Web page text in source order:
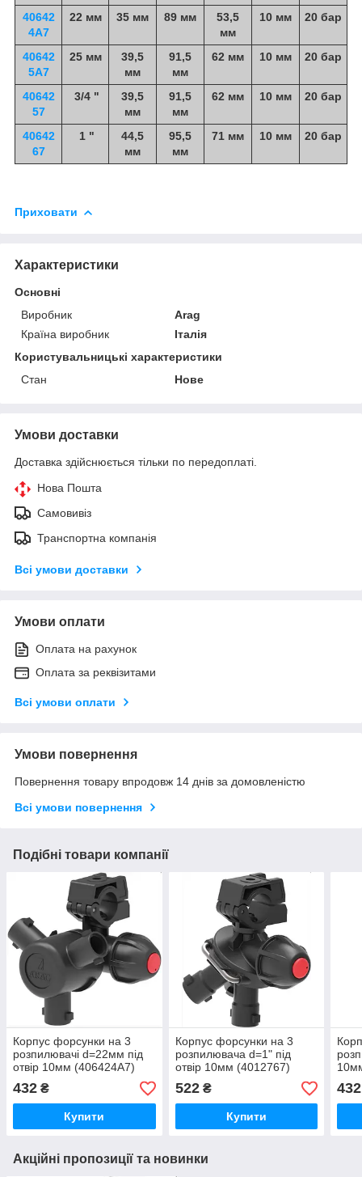
40642
4A7
22 мм 35 мм 89 мм
53,5
мм
10 мм 20 бар
40642
5A7
25 мм
39,5
мм
91,5
мм
62 мм 10 мм 20 бар
40642
57
3/4 "
39,5
мм
91,5
мм
62 мм 10 мм 20 бар
40642
67
1 "
44,5
мм
95,5
мм
71 мм 10 мм 20 бар
Приховати
Характеристики
Основні
Виробник
Arag
Країна виробник
Італія
Користувальницькі характеристики
Стан
Нове
Умови доставки
Доставка здійснюється тільки по передоплаті.
Нова Пошта
Самовивіз
Транспортна компанія
Всі умови доставки
Умови оплати
Оплата на рахунок
Оплата за реквізитами
Всі умови оплати
Умови повернення
Повернення товару впродовж 14 днів за домовленістю
Всі умови повернення
Подібні товари компанії
Корпус форсунки на 3
розпилювачі d=22мм під
отвір 10мм (406424А7)
432 ₴
Купити
Корпус форсунки на 3
розпилювача d=1" під
отвір 10мм (4012767)
522₴
Купити
432
Акційні пропозиції та новинки